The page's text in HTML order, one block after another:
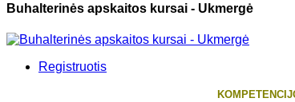
Buhalterinės apskaitos kursai - Ukmergė
Registruotis